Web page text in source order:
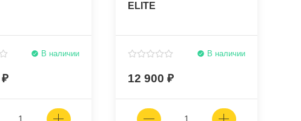
В наличии
ELITE
В наличии
12 900